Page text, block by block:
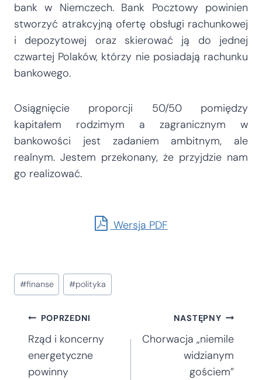
bank w Niemczech. Bank Pocztowy powinien
stworzyć atrakcyjną ofertę obsługi rachunkowej
i depozytowej oraz skierować ją do jednej
czwartej Polaków, którzy nie posiadają rachunku
bankowego.
Osiągnięcie proporcji 50/50 pomiędzy
kapitałem rodzimym a zagranicznym w
bankowości jest zadaniem ambitnym, ale
realnym. Jestem przekonany, że przyjdzie nam
go realizować.
Wersja PDF
Tagi
wpisu:
#finanse #polityka
Nawigacja
wpisu
POPRZEDNI
Rząd i koncerny
energetyczne
powinny
NASTĘPNY
Chorwacja „niemile
widzianym
gościem”